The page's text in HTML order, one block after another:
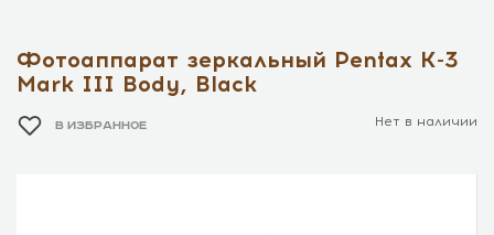
Фотоаппарат зеркальный Pentax K-3
Mark III Body, Black
В ИЗБРАННОЕ Нет в наличии